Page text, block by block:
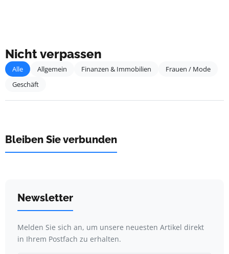
Nicht verpassen
Alle Allgemein Finanzen & Immobilien
Frauen / Mode
Geschäft
Bleiben Sie verbunden
Newsletter
Melden Sie sich an, um unsere neuesten Artikel direkt
in Ihrem Postfach zu erhalten.